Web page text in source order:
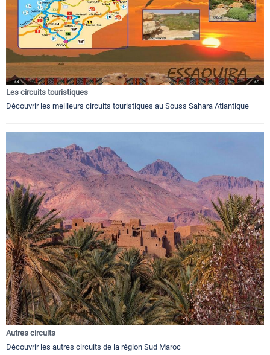
Les circuits touristiques
Découvrir les meilleurs circuits touristiques au Souss Sahara Atlantique
Autres circuits
Découvrir les autres circuits de la région Sud Maroc